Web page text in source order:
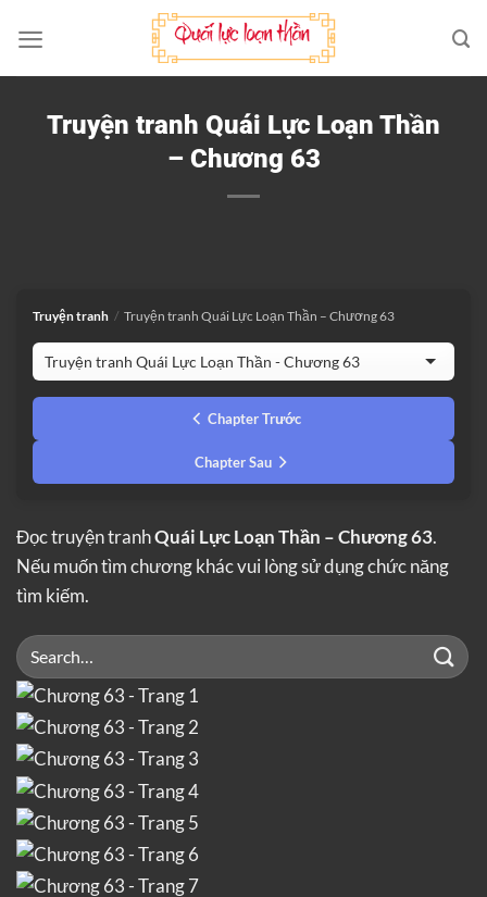
qua
nội
Truyện tranh Quái Lực Loạn Thần
– Chương 63
Truyện tranh / Truyện tranh Quái Lực Loạn Thần – Chương 63
Chapter Trước
Chapter Sau
Đọc truyện tranhQuái Lực Loạn Thần – Chương 63.
Nếu muốn tìm chương khác vui lòng sử dụng chức năng
tìm kiếm.